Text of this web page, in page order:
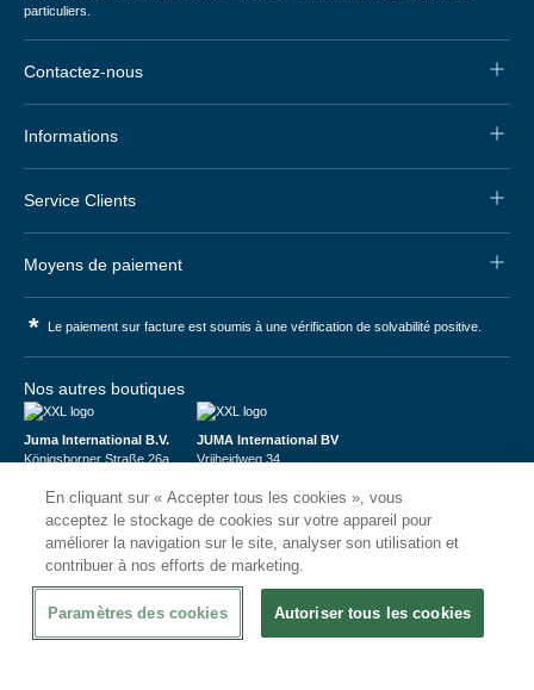
particuliers.
Contactez-nous
Informations
Service Clients
Moyens de paiement
* Le paiement sur facture est soumis à une vérification de solvabilité positive.
Nos autres boutiques
Juma International B.V.
Königsborner Straße 26a
USt-ID: DE321159873
Handelsregister: 58573909
JUMA International BV
Vrijheidweg 34
BTW: NL853095048B01
K.V.K.: 58573909
En cliquant sur « Accepter tous les cookies », vous
acceptez le stockage de cookies sur votre appareil pour
améliorer la navigation sur le site, analyser son utilisation et
contribuer à nos efforts de marketing.
Paramètres des cookies Autoriser tous les cookies